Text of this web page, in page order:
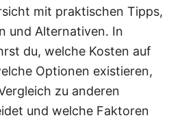
mit praktischen Tipps,
und Alternativen. In
du, welche Kosten auf
Optionen existieren,
zu anderen
und welche Faktoren